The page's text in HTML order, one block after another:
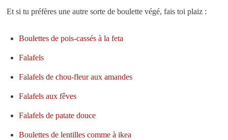
Et si tu préfères une autre sorte de boulette végé, fais toi plaiz :
Boulettes de pois-cassés à la feta
Falafels
Falafels de chou-fleur aux amandes
Falafels aux fêves
Falafels de patate douce
Boulettes de lentilles comme à ikea